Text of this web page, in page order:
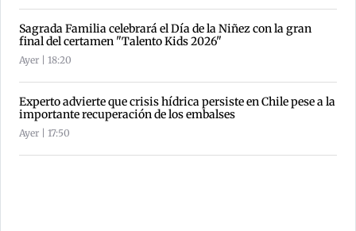
Sagrada Familia celebrará el Día de la Niñez con la gran
final del certamen "Talento Kids 2026"
Ayer | 18:20
Experto advierte que crisis hídrica persiste en Chile pese a la
importante recuperación de los embalses
Ayer | 17:50